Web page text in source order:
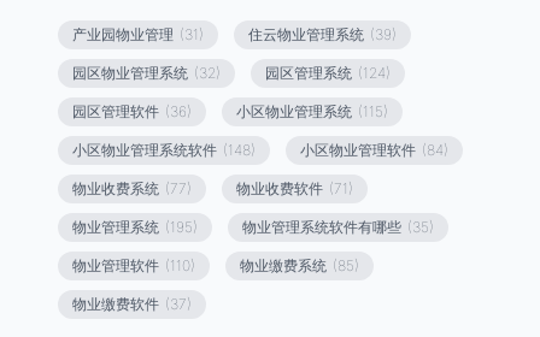
产业园物业管理 (31) 住云物业管理系统 (39)
园区物业管理系统 (32) 园区管理系统 (124)
园区管理软件 (36) 小区物业管理系统 (115)
小区物业管理系统软件 (148) 小区物业管理软件 (84)
物业收费系统 (77) 物业收费软件 (71)
物业管理系统 (195) 物业管理系统软件有哪些 (35)
物业管理软件 (110) 物业缴费系统 (85)
物业缴费软件 (37)